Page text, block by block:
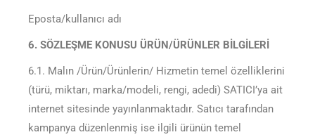
Eposta/kullanıcı adı
6. SÖZLEŞME KONUSU ÜRÜN/ÜRÜNLER BİLGİLERİ
6.1. Malın /Ürün/Ürünlerin/ Hizmetin temel özelliklerini
(türü, miktarı, marka/modeli, rengi, adedi) SATICI’ya ait
internet sitesinde yayınlanmaktadır. Satıcı tarafından
kampanya düzenlenmiş ise ilgili ürünün temel